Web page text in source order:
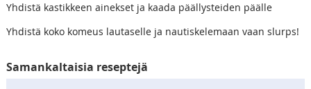
Yhdistä kastikkeen ainekset ja kaada päällysteiden päälle
Yhdistä koko komeus lautaselle ja nautiskelemaan vaan slurps!
Samankaltaisia reseptejä